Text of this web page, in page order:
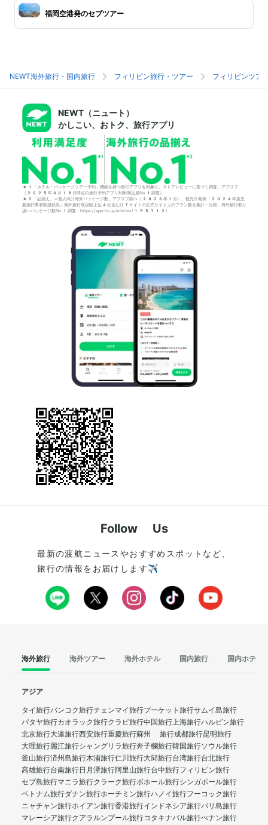
福岡空港発のセブツアー
NEWT海外旅行・国内旅行 フィリピン旅行・ツアー フィリピンツア
NEWT（ニュート）
かしこい、おトク、旅行アプリ
*1「ホテル・パッケージツアー予約」機能を持つ旅行アプリを対象に、ストアレビューに基づく調査。アプリブ
（2025年6月18日時点の旅行予約アプリ利用満足度No.1調査）
*2「品揃え」＝個人向け海外パッケージ数。アプリブ調べ（2026年1月）。観光庁発表「2024年度主
要旅行業者取扱状況」海外旅行取扱額上位4社含む計7サイトの公式サイト上のプラン数を集計・比較。海外旅行取り
扱いパッケージ数No.1調査：https://app-liv.jp/articles/155712/
Follow Us
最新の渡航ニュースやおすすめスポットなど、
旅行の情報をお届けします✈️
海外旅行 海外ツアー 海外ホテル 国内旅行 国内ホテル
アジア
タイ旅行バンコク旅行チェンマイ旅行プーケット旅行サムイ島旅行
パタヤ旅行カオラック旅行クラビ旅行中国旅行上海旅行ハルビン旅行
北京旅行大連旅行西安旅行重慶旅行蘇州 旅行成都旅行昆明旅行
大理旅行麗江旅行シャングリラ旅行奔子欄旅行韓国旅行ソウル旅行
釜山旅行済州島旅行木浦旅行仁川旅行大邱旅行台湾旅行台北旅行
高雄旅行台南旅行日月潭旅行阿里山旅行台中旅行フィリピン旅行
セブ島旅行マニラ旅行クラーク旅行ボホール旅行シンガポール旅行
ベトナム旅行ダナン旅行ホーチミン旅行ハノイ旅行フーコック旅行
ニャチャン旅行ホイアン旅行香港旅行インドネシア旅行バリ島旅行
マレーシア旅行クアラルンプール旅行コタキナバル旅行ぺナン旅行